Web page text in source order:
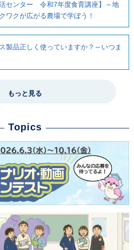
活センター 令和7年度食育講座】～地
クが広がる農場で学ぼう！
品正しく使っていますか？～いつま
もっと見る
Topics